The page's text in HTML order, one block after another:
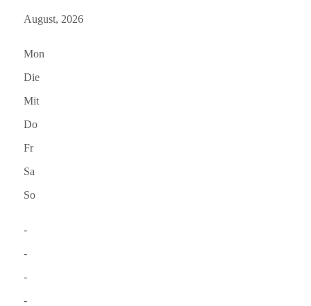
August, 2026
Mon
Die
Mit
Do
Fr
Sa
So
-
-
-
-